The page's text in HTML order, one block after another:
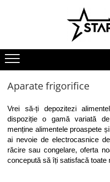
Electrocasnice Mari
Aparate frigorifice
Combină frigorifică
Congelator
Frigider
Ladă frigorifică
Vitrină frigorifică
Vitrină de vinuri
Masini de spalat vase
Hotă bucătărie
Electrocasnice Mici
Electrocasnice bucătărie
Accesorii bucătărie
Aparat clătite
Aparat popcorn
Aparat vafe
Aparat de vidat alimente
Role pungi vidat
Blendere & Tocatoare
Espressor cafea
Ingrijire personală
Aparate & Accesorii ingrijire
Aparate frigorifice
Vrei să-ți depozitezi
dispoziție o gamă variată
menține alimentele proaspete
ai nevoie de electrocasnice
răcire sau congelare, oferta
concepută să îți satisfacă toate